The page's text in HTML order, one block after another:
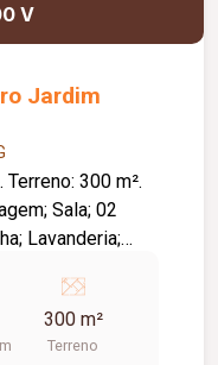
V
Jardim
Sala; 02
Lavanderia;
Banheiro
300 m²
Terreno